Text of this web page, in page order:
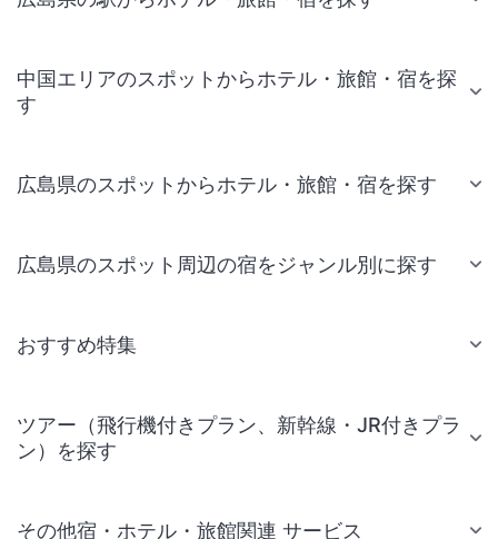
中国エリアのスポットからホテル・旅館・宿を探
す
広島県のスポットからホテル・旅館・宿を探す
広島県のスポット周辺の宿をジャンル別に探す
おすすめ特集
ツアー（飛行機付きプラン、新幹線・JR付きプラ
ン）を探す
その他宿・ホテル・旅館関連 サービス